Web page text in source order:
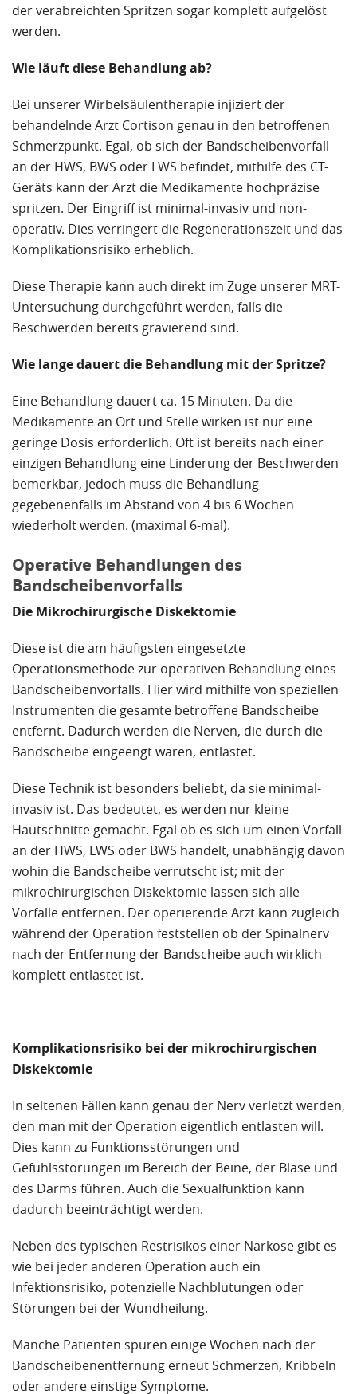
der verabreichten Spritzen sogar komplett aufgelöst
werden.
Wie läuft diese Behandlung ab?
Bei unserer Wirbelsäulentherapie injiziert der
behandelnde Arzt Cortison genau in den betroffenen
Schmerzpunkt. Egal, ob sich der Bandscheibenvorfall
an der HWS, BWS oder LWS befindet, mithilfe des CT-
Geräts kann der Arzt die Medikamente hochpräzise
spritzen. Der Eingriff ist minimal-invasiv und non-
operativ. Dies verringert die Regenerationszeit und das
Komplikationsrisiko erheblich.
Diese Therapie kann auch direkt im Zuge unserer MRT-
Untersuchung durchgeführt werden, falls die
Beschwerden bereits gravierend sind.
Wie lange dauert die Behandlung mit der Spritze?
Eine Behandlung dauert ca. 15 Minuten. Da die
Medikamente an Ort und Stelle wirken ist nur eine
geringe Dosis erforderlich. Oft ist bereits nach einer
einzigen Behandlung eine Linderung der Beschwerden
bemerkbar, jedoch muss die Behandlung
gegebenenfalls im Abstand von 4 bis 6 Wochen
wiederholt werden. (maximal 6-mal).
Operative Behandlungen des
Bandscheibenvorfalls
Die Mikrochirurgische Diskektomie
Diese ist die am häufigsten eingesetzte
Operationsmethode zur operativen Behandlung eines
Bandscheibenvorfalls. Hier wird mithilfe von speziellen
Instrumenten die gesamte betroffene Bandscheibe
entfernt. Dadurch werden die Nerven, die durch die
Bandscheibe eingeengt waren, entlastet.
Diese Technik ist besonders beliebt, da sie minimal-
invasiv ist. Das bedeutet, es werden nur kleine
Hautschnitte gemacht. Egal ob es sich um einen Vorfall
an der HWS, LWS oder BWS handelt, unabhängig davon
wohin die Bandscheibe verrutscht ist; mit der
mikrochirurgischen Diskektomie lassen sich alle
Vorfälle entfernen. Der operierende Arzt kann zugleich
während der Operation feststellen ob der Spinalnerv
nach der Entfernung der Bandscheibe auch wirklich
komplett entlastet ist.
Komplikationsrisiko bei der mikrochirurgischen
Diskektomie
In seltenen Fällen kann genau der Nerv verletzt werden,
den man mit der Operation eigentlich entlasten will.
Dies kann zu Funktionsstörungen und
Gefühlsstörungen im Bereich der Beine, der Blase und
des Darms führen. Auch die Sexualfunktion kann
dadurch beeinträchtigt werden.
Neben des typischen Restrisikos einer Narkose gibt es
wie bei jeder anderen Operation auch ein
Infektionsrisiko, potenzielle Nachblutungen oder
Störungen bei der Wundheilung.
Manche Patienten spüren einige Wochen nach der
Bandscheibenentfernung erneut Schmerzen, Kribbeln
oder andere einstige Symptome.